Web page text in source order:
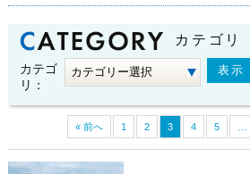
カテゴリ
カテゴ
リ：
« 前へ 1 2 3 4 5